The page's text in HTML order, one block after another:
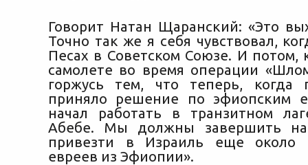
Говорит Натан Щаранский: «Это
Точно так же я себя чувствовал,
Песах в Советском Союзе. И потом,
самолете во время операции
горжусь тем, что теперь, когда
приняло решение по эфиопским
начал работать в транзитном
Абебе. Мы должны завершить
привезти в Израиль еще около
евреев из Эфиопии».